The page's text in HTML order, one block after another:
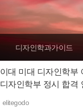
디자인학과가이드
이대 미대 디자인학부
디자인학부 정시 합격
elitegodo